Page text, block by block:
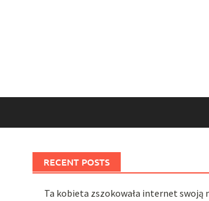
RECENT POSTS
Ta kobieta zszokowała internet swoją